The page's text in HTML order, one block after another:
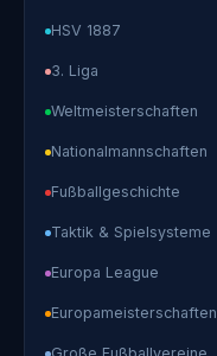
HSV 1887
3. Liga
Weltmeisterschaften
Nationalmannschaften
Fußballgeschichte
Taktik & Spielsysteme
Europa League
Europameisterschaften